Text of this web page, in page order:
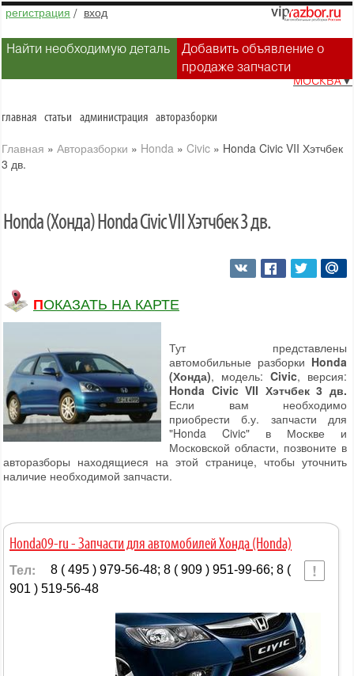
регистрация / вход
Найти необходимую деталь
Добавить объявление о
продаже запчасти
МОСКВА▼
главная статьи администрация авторазборки
Главная » Авторазборки » Honda » Civic » Honda Civic VII Хэтчбек
3 дв.
Honda (Хонда) Honda Civic VII Хэтчбек 3 дв.
ПОКАЗАТЬ НА КАРТЕ
Тут представлены
автомобильные разборки Honda
(Хонда), модель: Civic, версия:
Honda Civic VII Хэтчбек 3 дв.
Если вам необходимо
приобрести б.у. запчасти для
"Honda Civic" в Москве и
Московской области, позвоните в
авторазборы находящиеся на этой странице, чтобы уточнить
наличие необходимой запчасти.
Honda09-ru - Запчасти для автомобилей Хонда (Honda)
Тел:
8 ( 495 ) 979-56-48; 8 ( 909 ) 951-99-66; 8 (
901 ) 519-56-48